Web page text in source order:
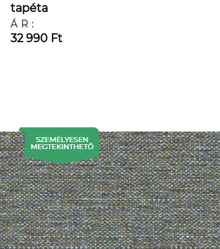
tapéta
ÁR:
32 990 Ft